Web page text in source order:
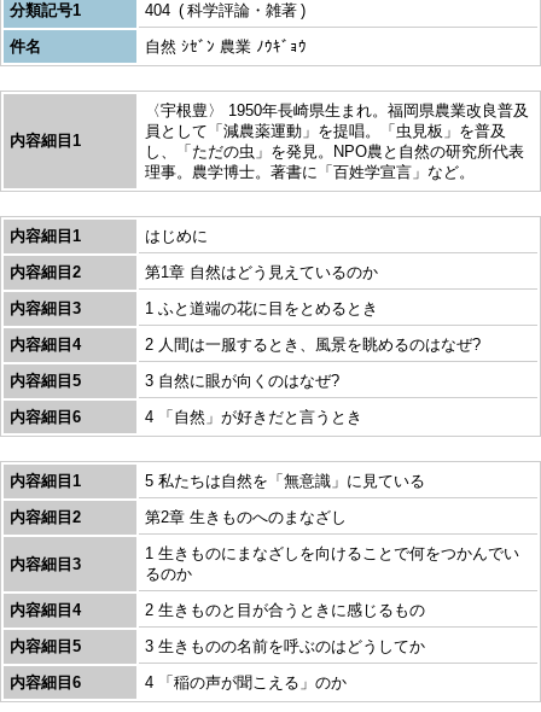
分類記号1
404
科学評論・雑著
件名
自然 ｼｾﾞﾝ 農業 ﾉｳｷﾞｮｳ
内容細目1
〈宇根豊〉 1950年長崎県生まれ。福岡県農業改良普及
員として「減農薬運動」を提唱。「虫見板」を普及
し、「ただの虫」を発見。NPO農と自然の研究所代表
理事。農学博士。著書に「百姓学宣言」など。
内容細目1
はじめに
内容細目2
第1章 自然はどう見えているのか
内容細目3
1 ふと道端の花に目をとめるとき
内容細目4
2 人間は一服するとき、風景を眺めるのはなぜ?
内容細目5
3 自然に眼が向くのはなぜ?
内容細目6
4 「自然」が好きだと言うとき
内容細目1
5 私たちは自然を「無意識」に見ている
内容細目2
第2章 生きものへのまなざし
内容細目3
1 生きものにまなざしを向けることで何をつかんでい
るのか
内容細目4
2 生きものと目が合うときに感じるもの
内容細目5
3 生きものの名前を呼ぶのはどうしてか
内容細目6
4 「稲の声が聞こえる」のか